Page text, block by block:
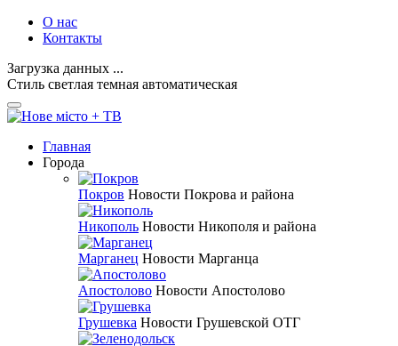
О нас
Контакты
Загрузка данных ...
Стиль светлая темная автоматическая
Главная
Города
Покров Новости Покрова и района
Никополь Новости Никополя и района
Марганец Новости Марганца
Апостолово Новости Апостолово
Грушевка Новости Грушевской ОТГ